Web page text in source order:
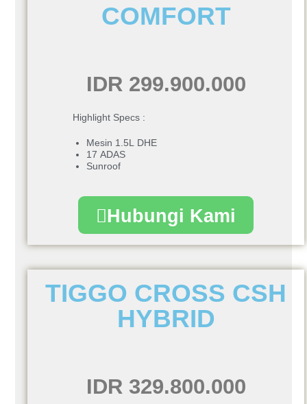
COMFORT
IDR 299.900.000
Highlight Specs :
Mesin 1.5L DHE
17 ADAS
Sunroof
Hubungi Kami
TIGGO CROSS CSH
HYBRID
IDR 329.800.000